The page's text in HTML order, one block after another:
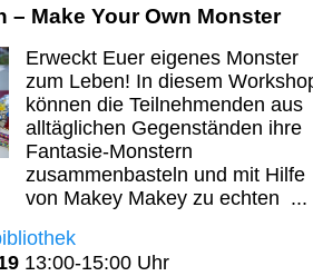
– Make Your Own Monster
Erweckt Euer eigenes Monster
zum Leben! In diesem
können die Teilnehmenden aus
alltäglichen Gegenständen ihre
Fantasie-Monstern
zusammenbasteln und mit Hilfe
von Makey Makey zu echten ...
13:00-15:00 Uhr